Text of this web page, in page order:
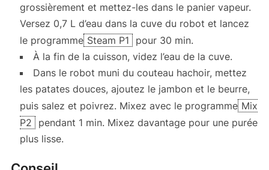
grossièrement et mettez-les dans le panier vapeur.
Versez 0,7 L d’eau dans la cuve du robot et lancez
le programme Steam P1 pour 30 min.
À la fin de la cuisson, videz l’eau de la cuve.
Dans le robot muni du couteau hachoir, mettez
les patates douces, ajoutez le jambon et le beurre,
puis salez et poivrez. Mixez avec le programme Mix
P2 pendant 1 min. Mixez davantage pour une purée
plus lisse.